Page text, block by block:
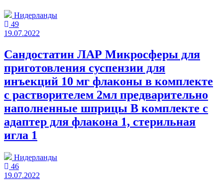
Нидерланды
49
19.07.2022
Сандостатин ЛАР Микросферы для
приготовления суспензии для
инъекций 10 мг флаконы в комплекте
с растворителем 2мл предварительно
наполненные шприцы В комплекте с
адаптер для флакона 1, стерильная
игла 1
Нидерланды
46
19.07.2022